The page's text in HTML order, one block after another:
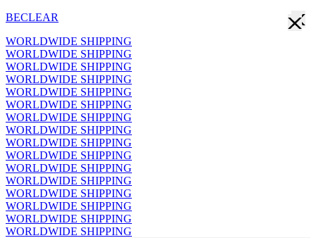
BECLEAR
WORLDWIDE SHIPPING
WORLDWIDE SHIPPING
WORLDWIDE SHIPPING
WORLDWIDE SHIPPING
WORLDWIDE SHIPPING
WORLDWIDE SHIPPING
WORLDWIDE SHIPPING
WORLDWIDE SHIPPING
WORLDWIDE SHIPPING
WORLDWIDE SHIPPING
WORLDWIDE SHIPPING
WORLDWIDE SHIPPING
WORLDWIDE SHIPPING
WORLDWIDE SHIPPING
WORLDWIDE SHIPPING
WORLDWIDE SHIPPING